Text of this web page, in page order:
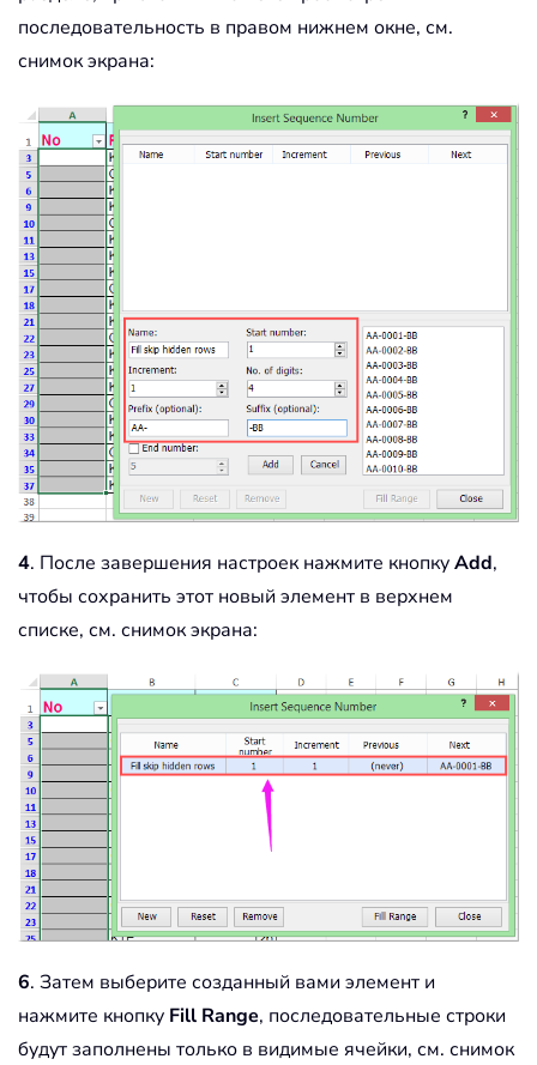
последовательность в правом нижнем окне, см.
снимок экрана:
4. После завершения настроек нажмите кнопкуAdd,
чтобы сохранить этот новый элемент в верхнем
списке, см. снимок экрана:
6. Затем выберите созданный вами элемент и
нажмите кнопку Fill Range, последовательные строки
будут заполнены только в видимые ячейки, см. снимок